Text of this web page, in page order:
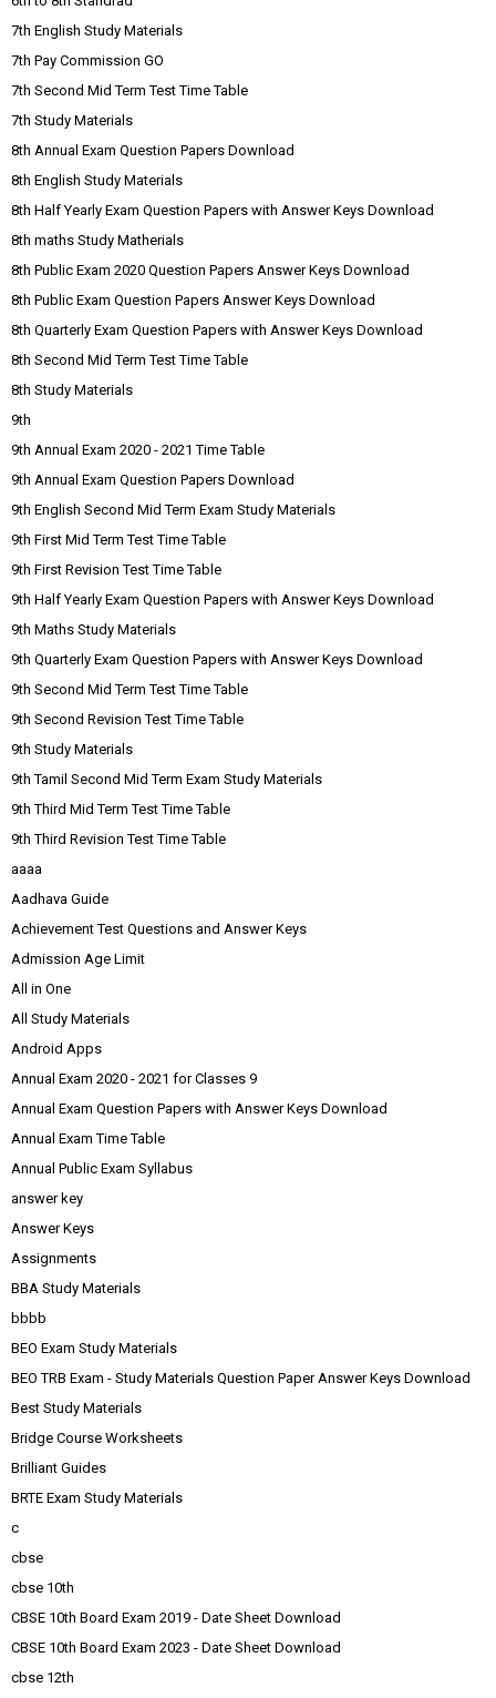
7th English Study Materials
7th Pay Commission GO
7th Second Mid Term Test Time Table
7th Study Materials
8th Annual Exam Question Papers Download
8th English Study Materials
8th Half Yearly Exam Question Papers with Answer Keys Download
8th maths Study Matherials
8th Public Exam 2020 Question Papers Answer Keys Download
8th Public Exam Question Papers Answer Keys Download
8th Quarterly Exam Question Papers with Answer Keys Download
8th Second Mid Term Test Time Table
8th Study Materials
9th
9th Annual Exam 2020 - 2021 Time Table
9th Annual Exam Question Papers Download
9th English Second Mid Term Exam Study Materials
9th First Mid Term Test Time Table
9th First Revision Test Time Table
9th Half Yearly Exam Question Papers with Answer Keys Download
9th Maths Study Materials
9th Quarterly Exam Question Papers with Answer Keys Download
9th Second Mid Term Test Time Table
9th Second Revision Test Time Table
9th Study Materials
9th Tamil Second Mid Term Exam Study Materials
9th Third Mid Term Test Time Table
9th Third Revision Test Time Table
aaaa
Aadhava Guide
Achievement Test Questions and Answer Keys
Admission Age Limit
All in One
All Study Materials
Android Apps
Annual Exam 2020 - 2021 for Classes 9
Annual Exam Question Papers with Answer Keys Download
Annual Exam Time Table
Annual Public Exam Syllabus
answer key
Answer Keys
Assignments
BBA Study Materials
bbbb
BEO Exam Study Materials
BEO TRB Exam - Study Materials Question Paper Answer Keys Download
Best Study Materials
Bridge Course Worksheets
Brilliant Guides
BRTE Exam Study Materials
c
cbse
cbse 10th
CBSE 10th Board Exam 2019 - Date Sheet Download
CBSE 10th Board Exam 2023 - Date Sheet Download
cbse 12th